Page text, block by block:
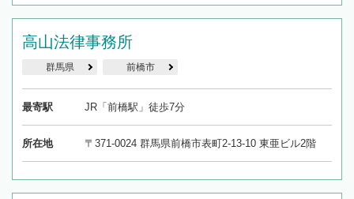
高山法律事務所
群馬県 前橋市
最寄駅 JR「前橋駅」徒歩7分
所在地 〒371-0024 群馬県前橋市表町2-13-10 東亜ビル2階